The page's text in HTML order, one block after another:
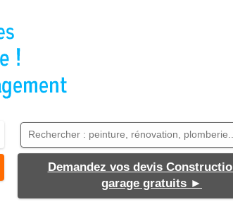
Demandez vos devis
garage gratuits ►